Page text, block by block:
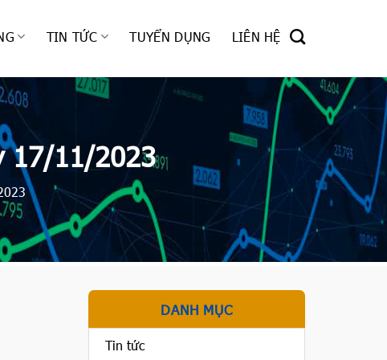
TIN TỨC TUYỂN DỤNG LIÊN HỆ
17/11/2023
DANH MỤC
Tin tức